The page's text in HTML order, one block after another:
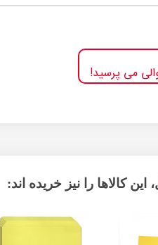
می پرسید!
کالاها را نیز خریده اند: